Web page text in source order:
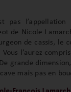
pas
de Nicole
de cassis, le
l’aurez
grande dimension,
mais pas en